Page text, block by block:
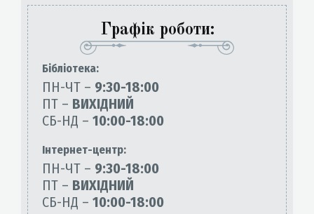
Графік роботи:
Бiблiотека:
ПН-ЧТ – 9:30-18:00
ПТ – ВИХІДНИЙ
СБ-НД – 10:00-18:00
Інтернет-центр:
ПН-ЧТ – 9:30-18:00
ПТ – ВИХІДНИЙ
СБ-НД – 10:00-18:00